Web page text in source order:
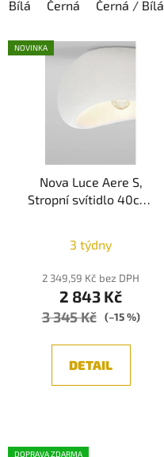
Bílá Černá Černá / Bílá
NOVINKA
Nova Luce Aere S,
Stropní svítidlo 40cm,
hodnocení
produktu
je
5,0
5
3 týdny
2 349,59 Kč bez DPH
2 843 Kč
3 345 Kč (–15 %)
DETAIL
DOPRAVA ZDARMA